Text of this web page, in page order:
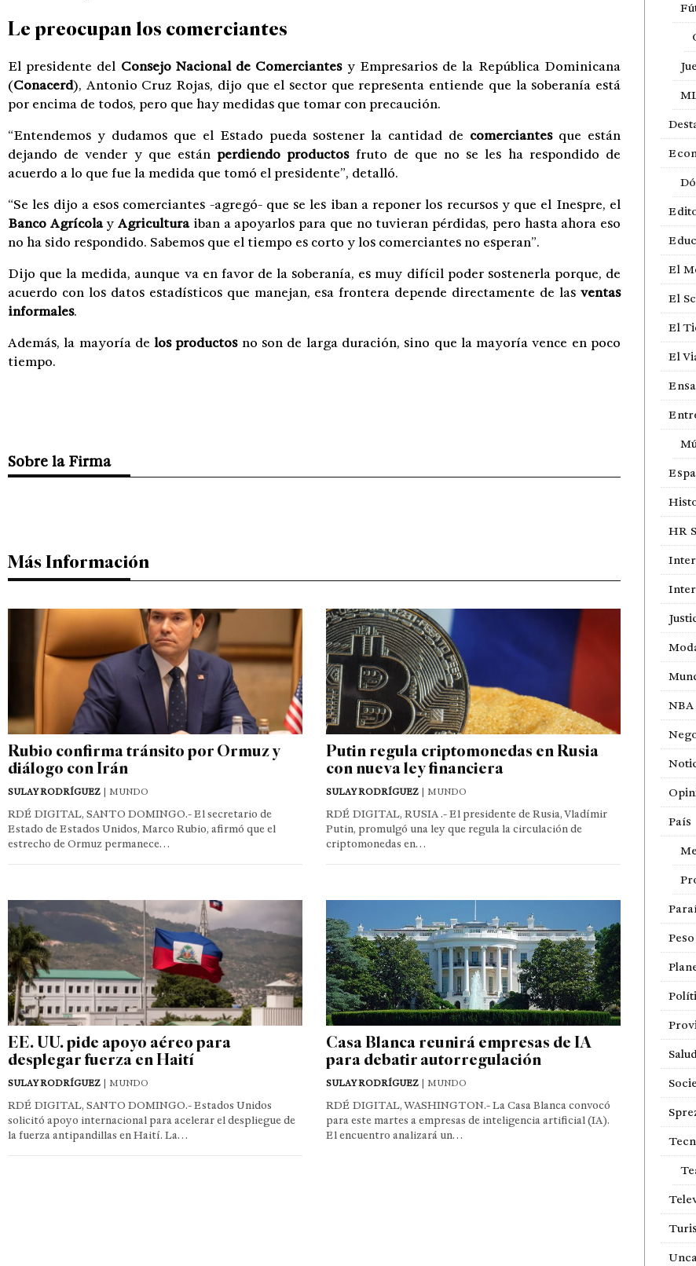
Le preocupan los comerciantes
El presidente del Consejo Nacional de Comerciantesy Empresarios de la República Dominicana
(Conacerd), Antonio Cruz Rojas, dijo que el sector que representa entiende que la soberanía está
por encima de todos, pero que hay medidas que tomar con precaución.
“Entendemos y dudamos que el Estado pueda sostener la cantidad de comerciantesque están
dejando de vender y que estánperdiendo productos fruto de que no se les ha respondido de
acuerdo a lo que fue la medida que tomó el presidente”, detalló.
“Se les dijo a esos comerciantes -agregó- que se les iban a reponer los recursos y que el Inespre, el
Banco AgrícolayAgriculturaiban a apoyarlos para que no tuvieran pérdidas, pero hasta ahora eso
no ha sido respondido. Sabemos que el tiempo es corto y los comerciantes no esperan”.
Dijo que la medida, aunque va en favor de la soberanía, es muy difícil poder sostenerla porque, de
acuerdo con los datos estadísticos que manejan, esa frontera depende directamente de las ventas
informales.
Además, la mayoría delos productosno son de larga duración, sino que la mayoría vence en poco
tiempo.
Sobre la Firma
Más Información
Rubio confirma tránsito por Ormuz y
diálogo con Irán
SULAY RODRÍGUEZ | MUNDO
RDÉ DIGITAL, SANTO DOMINGO.- El secretario de
Estado de Estados Unidos, Marco Rubio, afirmó que el
estrecho de Ormuz permanece…
Putin regula criptomonedas en Rusia
con nueva ley financiera
SULAY RODRÍGUEZ| MUNDO
RDÉ DIGITAL, RUSIA .- El presidente de Rusia, Vladímir
Putin, promulgó una ley que regula la circulación de
criptomonedas en…
EE. UU. pide apoyo aéreo para
desplegar fuerza en Haití
SULAY RODRÍGUEZ | MUNDO
RDÉ DIGITAL, SANTO DOMINGO.- Estados Unidos
solicitó apoyo internacional para acelerar el despliegue de
la fuerza antipandillas en Haití. La…
Casa Blanca reunirá empresas de IA
para debatir autorregulación
SULAY RODRÍGUEZ| MUNDO
RDÉ DIGITAL, WASHINGTON.- La Casa Blanca convocó
para este martes a empresas de inteligencia artificial (IA).
El encuentro analizará un…
El
El
El
El
HR
NBA
País